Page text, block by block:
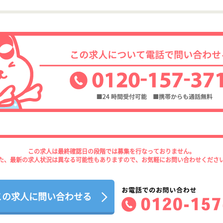
この求人は最終確認日の段階では募集を行なっておりません。
、最新の求人状況は異なる可能性もありますので、お気軽にお問い合わせくださ
求人に問い合わせる